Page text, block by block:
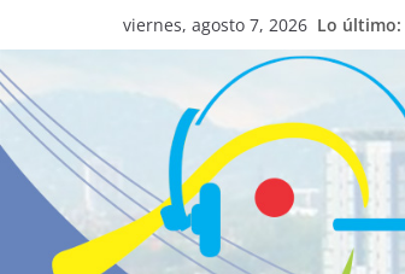
viernes, agosto 7, 2026 Lo último: